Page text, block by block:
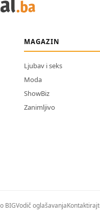
MAGAZIN
Ljubav i seks
Moda
ShowBiz
Zanimljivo
BIGVodič oglašavanja